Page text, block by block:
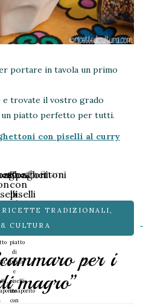
portare in tavola un primo
e trovate il vostro grado
piatto perfetto per tutti.
con piselli al curry
Share
Spaghettoni
con
piselli
al
curry
Un
piatto
di
pasta
e
piselli,
insaporito
con
RICETTE TRADIZIONALI ,
CULTURA
per i
magro”